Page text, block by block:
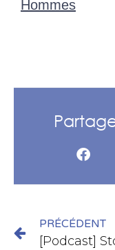
Hommes
PRÉCÉDENT